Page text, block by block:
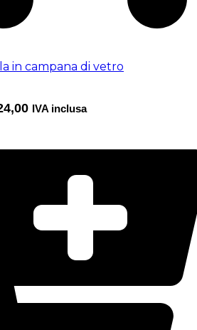
in campana di vetro
IVA inclusa